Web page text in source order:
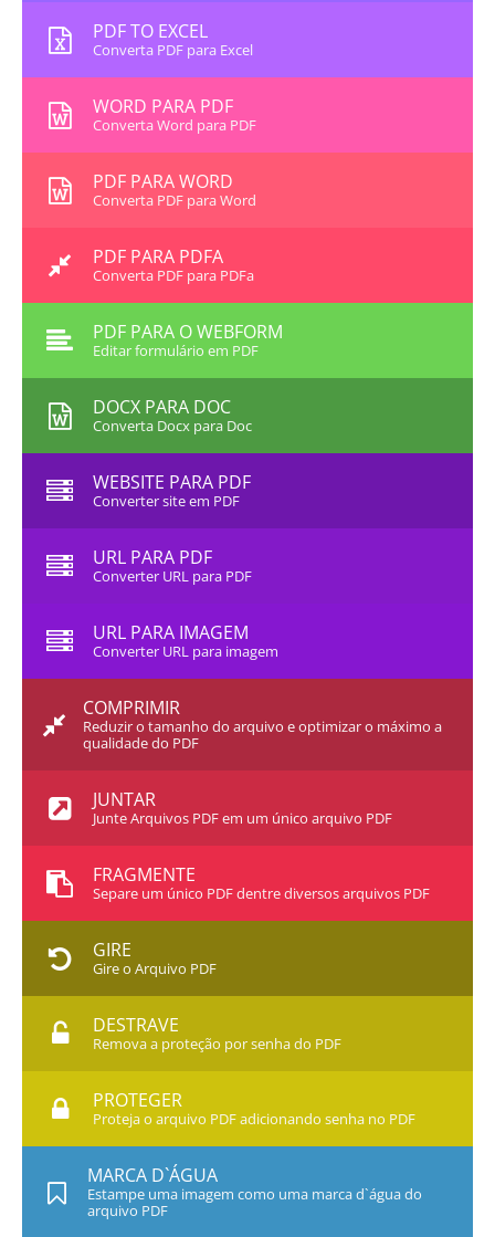
PDF TO EXCEL
Converta PDF para Excel
WORD PARA PDF
Converta Word para PDF
PDF PARA WORD
Converta PDF para Word
PDF PARA PDFA
Converta PDF para PDFa
PDF PARA O WEBFORM
Editar formulário em PDF
DOCX PARA DOC
Converta Docx para Doc
WEBSITE PARA PDF
Converter site em PDF
URL PARA PDF
Converter URL para PDF
URL PARA IMAGEM
Converter URL para imagem
COMPRIMIR
Reduzir o tamanho do arquivo e optimizar o máximo a
qualidade do PDF
JUNTAR
Junte Arquivos PDF em um único arquivo PDF
FRAGMENTE
Separe um único PDF dentre diversos arquivos PDF
GIRE
Gire o Arquivo PDF
DESTRAVE
Remova a proteção por senha do PDF
PROTEGER
Proteja o arquivo PDF adicionando senha no PDF
MARCA D`ÁGUA
Estampe uma imagem como uma marca d`água do
arquivo PDF